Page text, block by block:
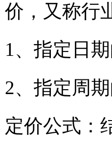
价，又称行
1、指定日
2、指定周
定价公式：